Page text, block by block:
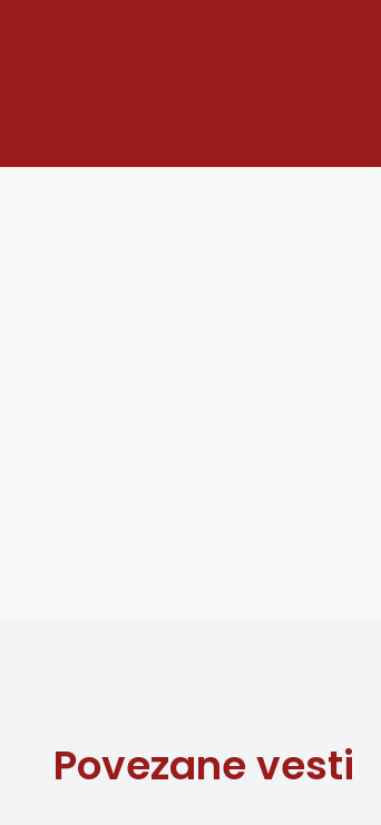
Povezane vesti